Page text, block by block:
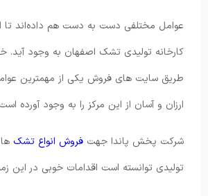
عوامل مختلفی دست به دست هم داده‌اند تا
کارخانه تولیدی تشک اصفهان به وجود آید.
طریق سایت های فروش یکی از مهمترین
ارزان و آسان از این مرکز را به وجود آورده
شرکت پخش پاندا جهت فروش انواع تشک
تولیدی توانسته است اقدامات خوبی در این